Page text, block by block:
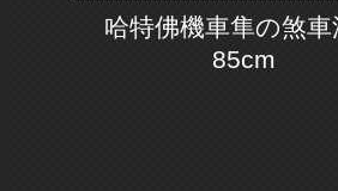
哈特佛機車隼の煞車
85cm